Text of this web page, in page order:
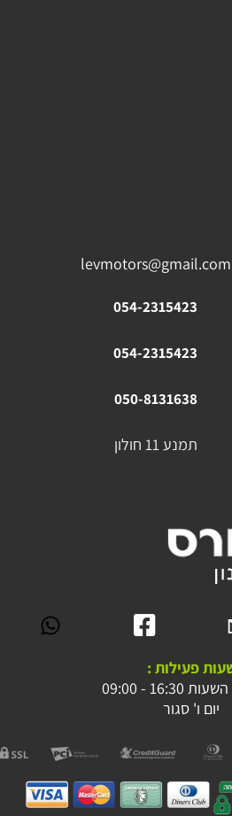
levmotors@gmail.com
054-2315423
054-2315423
050-8131638
תמנע 11 חולון
פעילות :
- 09:00
יום ו' סגור